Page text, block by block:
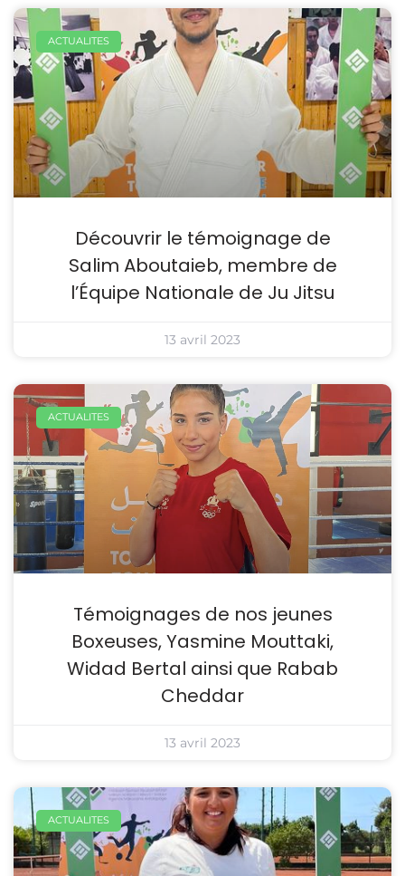
ACTUALITES
Découvrir le témoignage de
Salim Aboutaieb, membre de
l’Équipe Nationale de Ju Jitsu
13 avril 2023
ACTUALITES
Témoignages de nos jeunes
Boxeuses, Yasmine Mouttaki,
Widad Bertal ainsi que Rabab
Cheddar
13 avril 2023
ACTUALITES